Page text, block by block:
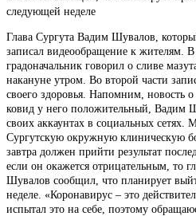
следующей неделе
Глава Сургута Вадим Шувалов,
записал видеообращение к жителям.
градоначальник говорил о сливе
накануне утром. Во второй части
своего здоровья. Напомним, новость о
ковид у него положительный, Вадим
своих аккаунтах в социальных сетях.
Сургутскую окружную клиническую
завтра должен прийти результат
если он окажется отрицательным, то
Шувалов сообщил, что планирует
неделе. «Коронавирус – это
испытал это на себе, поэтому